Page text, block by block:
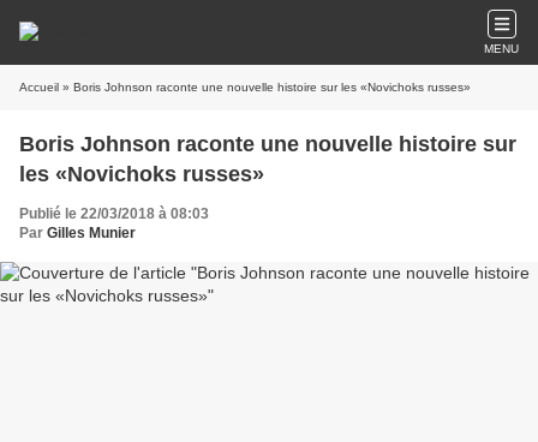
MENU
Accueil » Boris Johnson raconte une nouvelle histoire sur les «Novichoks russes»
Boris Johnson raconte une nouvelle histoire sur
les «Novichoks russes»
Publié le 22/03/2018 à 08:03
Par Gilles Munier